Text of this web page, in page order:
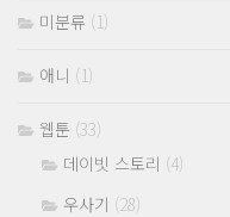
미분류 (1)
애니 (1)
웹툰 (33)
데이빗 스토리 (4)
우사기 (28)